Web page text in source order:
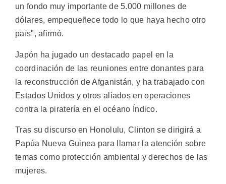
un fondo muy importante de 5.000 millones de
dólares, empequeñece todo lo que haya hecho otro
país", afirmó.
Japón ha jugado un destacado papel en la
coordinación de las reuniones entre donantes para
la reconstrucción de Afganistán, y ha trabajado con
Estados Unidos y otros aliados en operaciones
contra la piratería en el océano Índico.
Tras su discurso en Honolulu, Clinton se dirigirá a
Papúa Nueva Guinea para llamar la atención sobre
temas como protección ambiental y derechos de las
mujeres.